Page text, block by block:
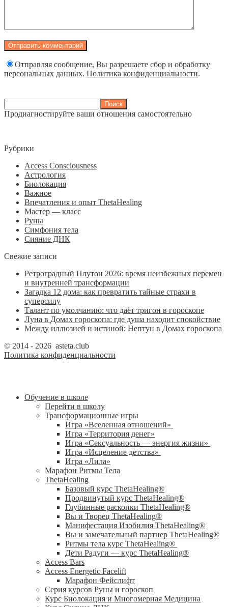
Отправляя сообщение, Вы разрешаете сбор и обработку
персональных данных. Политика конфиденциальности.
Продиагностируйте ваши отношения самостоятельно
Рубрики
Access Consciousness
Астрология
Биолокация
Важное
Впечатления и опыт ThetaHealing
Мастер — класс
Руны
Симфония тела
Сияние ДНК
Свежие записи
Ретроградный Плутон 2026: время неизбежных перемен
и внутренней трансформации
Загадка 12 дома: как превратить тайные страхи в
суперсилу
Талант по умолчанию: что даёт тригон в гороскопе
Луна в Домах гороскопа: где душа находит спокойствие
Между иллюзией и истиной: Нептун в Домах гороскопа
© 2014 - 2026 asteta.club
Политика конфиденциальности
Обучение в школе
Перейти в школу
Трансформационные игры
Игра «Вселенная отношений»
Игра «Территория денег»
Игра «Сексуальность — энергия жизни»
Игра «Исцеление детства»
Игра «Лила»
Марафон Ритмы Тела
ThetaHealing
Базовый курс ThetaHealing®
Продвинутый курс ThetaHealing®
Глубинные раскопки ThetaHealing®
Вы и Творец ThetaHealing®
Манифестация Изобилия ThetaHealing®
Вы и замечательный партнер ThetaHealing®
Ритмы тела курс ThetaHealing®
Дети Радуги — курс ThetaHealing®
Access Bars
Access Energetic Facelift
Марафон Фейслифт
Серия курсов Руны и гороскоп
Курс Биолокация и Многомерная Медицина